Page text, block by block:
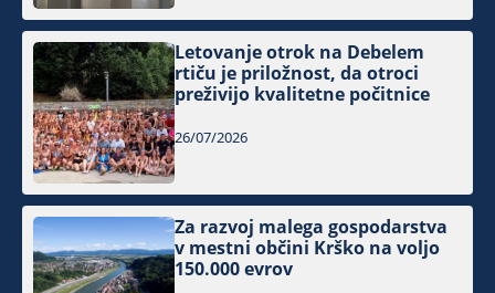
Letovanje otrok na Debelem
rtiču je priložnost, da otroci
preživijo kvalitetne počitnice
26/07/2026
Za razvoj malega gospodarstva
v mestni občini Krško na voljo
150.000 evrov